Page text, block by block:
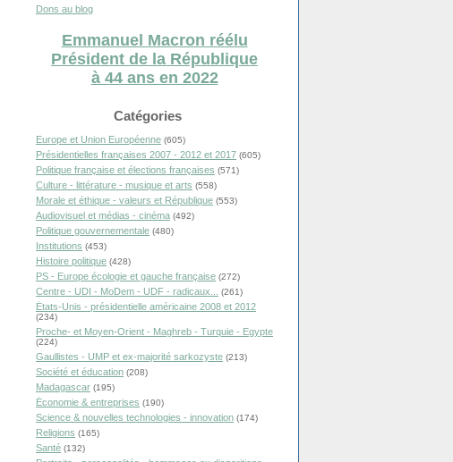
Dons au blog
Emmanuel Macron réélu
Président de la République
à 44 ans en 2022
Catégories
Europe et Union Européenne (605)
Présidentielles françaises 2007 - 2012 et 2017 (605)
Politique française et élections françaises (571)
Culture - littérature - musique et arts (558)
Morale et éthique - valeurs et République (553)
Audiovisuel et médias - cinéma (492)
Politique gouvernementale (480)
Institutions (453)
Histoire politique (428)
PS - Europe écologie et gauche française (272)
Centre - UDI - MoDem - UDF - radicaux... (261)
États-Unis - présidentielle américaine 2008 et 2012
(234)
Proche- et Moyen-Orient - Maghreb - Turquie - Egypte
(224)
Gaullistes - UMP et ex-majorité sarkozyste (213)
Société et éducation (208)
Madagascar (195)
Économie & entreprises (190)
Science & nouvelles technologies - innovation (174)
Religions (165)
Santé (132)